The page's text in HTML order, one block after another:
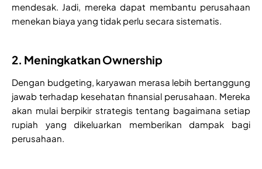
mendesak. Jadi, mereka dapat membantu perusahaan
menekan biaya yang tidak perlu secara sistematis.
2. Meningkatkan Ownership
Dengan budgeting, karyawan merasa lebih bertanggung
jawab terhadap kesehatan finansial perusahaan. Mereka
akan mulai berpikir strategis tentang bagaimana setiap
rupiah yang dikeluarkan memberikan dampak bagi
perusahaan.